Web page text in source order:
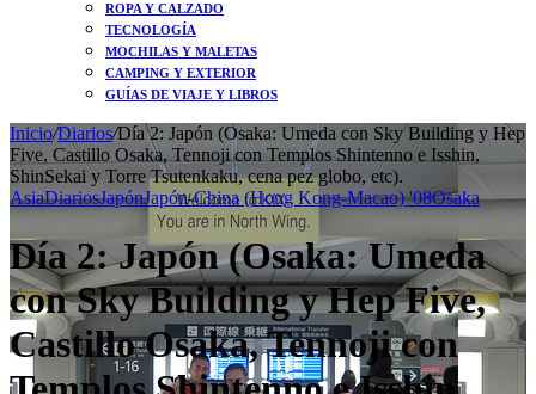
ROPA Y CALZADO
TECNOLOGÍA
MOCHILAS Y MALETAS
CAMPING Y EXTERIOR
GUÍAS DE VIAJE Y LIBROS
Inicio/Diarios/Día 2: Japón (Osaka: Umeda con Sky Building y Hep
Five, Castillo Osaka, Tennoji con Templos Shintenno e Isshin,
ShinSekai y Torre Tsutenkaku, cena pez globo, etc).
AsiaDiariosJapónJapón-China (Hong Kong-Macao) '08Osaka
Día 2: Japón (Osaka: Umeda
con Sky Building y Hep Five,
Castillo Osaka, Tennoji con